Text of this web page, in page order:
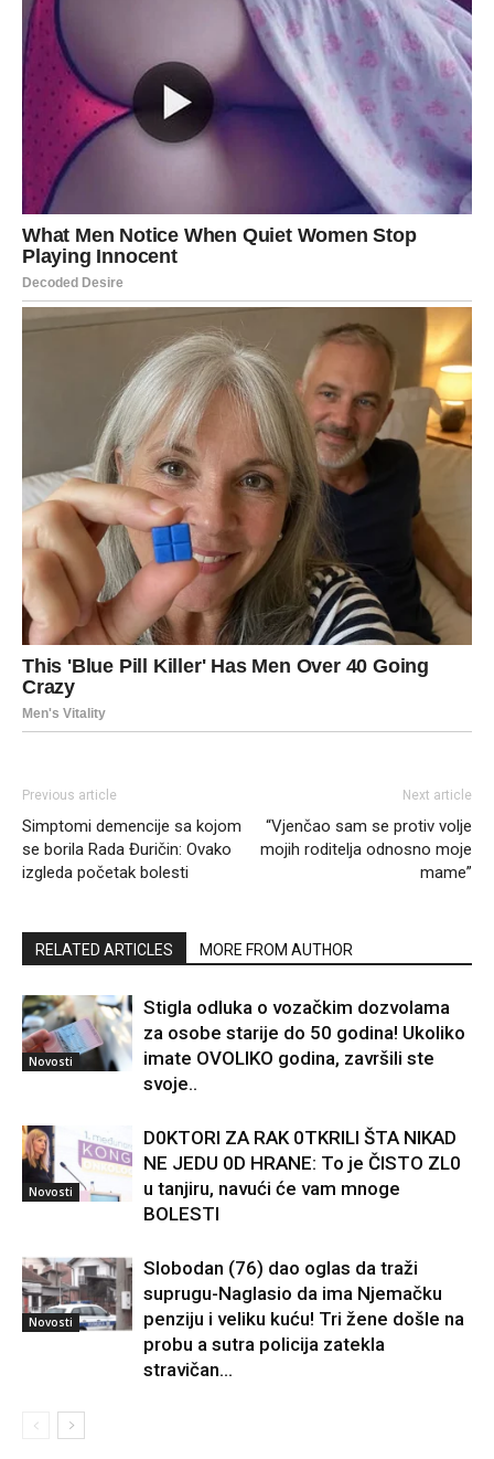
Previous article
Simptomi demencije sa kojom
se borila Rada Đuričin: Ovako
izgleda početak bolesti
Next article
“Vjenčao sam se protiv volje
mojih roditelja odnosno moje
mame”
RELATED ARTICLES MORE FROM AUTHOR
Novosti
Stigla odluka o vozačkim dozvolama
za osobe starije do 50 godina! Ukoliko
imate OVOLIKO godina, završili ste
svoje..
Novosti
D0KTORI ZA RAK 0TKRILI ŠTA NIKAD
NE JEDU 0D HRANE: To je ČISTO ZL0
u tanjiru, navući će vam mnoge
BOLESTI
Novosti
Slobodan (76) dao oglas da traži
suprugu-Naglasio da ima Njemačku
penziju i veliku kuću! Tri žene došle na
probu a sutra policija zatekla
stravičan...